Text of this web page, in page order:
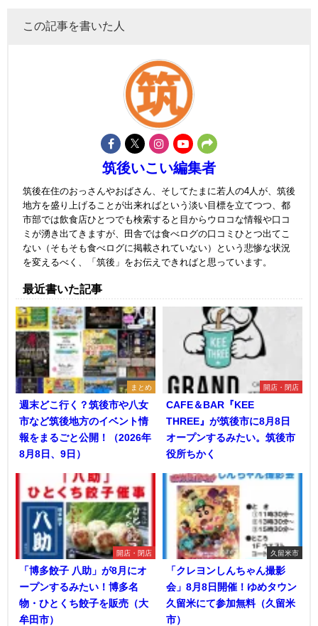
この記事を書いた人
筑後いこい編集者
筑後在住のおっさんやおばさん、そしてたまに若人の4人が、筑後
地方を盛り上げることが出来ればという淡い目標を立てつつ、都
市部では飲食店ひとつでも検索すると目からウロコな情報や口コ
ミが湧き出てきますが、田舎では食べログの口コミひとつ出てこ
ない（そもそも食べログに掲載されていない）という悲惨な状況
を変えるべく、「筑後」をお伝えできればと思っています。
最近書いた記事
まとめ
週末どこ行く？筑後市や八女
市など筑後地方のイベント情
報をまるごと公開！（2026年
8月8日、9日）
開店・閉店
CAFE＆BAR『KEE
THREE』が筑後市に8月8日
オープンするみたい。筑後市
役所ちかく
開店・閉店
「博多餃子 八助」が8月にオ
ープンするみたい！博多名
物・ひとくち餃子を販売（大
牟田市）
久留米市
「クレヨンしんちゃん撮影
会」8月8日開催！ゆめタウン
久留米にて参加無料（久留米
市）